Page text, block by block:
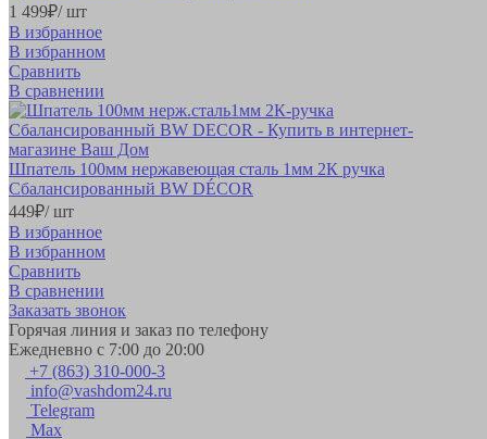
1 499₽/ шт
В избранное
В избранном
Сравнить
В сравнении
Шпатель 100мм нержавеющая сталь 1мм 2К ручка
Сбалансированный BW DÉCOR
449₽/ шт
В избранное
В избранном
Сравнить
В сравнении
Заказать звонок
Горячая линия и заказ по телефону
Ежедневно с 7:00 до 20:00
+7 (863) 310-000-3
info@vashdom24.ru
Telegram
Max